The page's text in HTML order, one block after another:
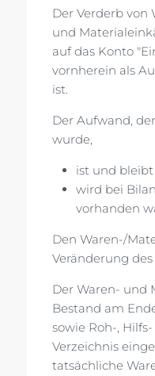
Der Verderb
und
auf das Konto
vornherein als
ist.
Der Aufwand,
wurde,
ist und
wird bei
vorhanden
Den Waren-/
Veränderung
Der Waren- und
Bestand am
sowie Roh-,
Verzeichnis
tatsächliche